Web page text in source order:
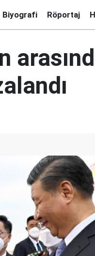
Biyografi Röportaj